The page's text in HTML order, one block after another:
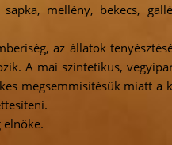
mellény, bekecs,
az állatok
A mai szintetikus,
megsemmisítésük miatt a
elnöke.